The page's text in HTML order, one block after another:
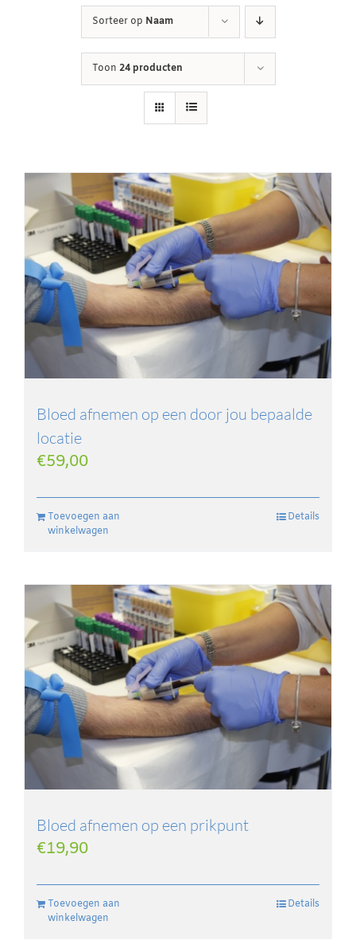
Sorteer op Naam
Toon 24 producten
Bloed afnemen op een door jou bepaalde
locatie
€59,00
Toevoegen aan
winkelwagen
Details
Bloed afnemen op een prikpunt
€19,90
Toevoegen aan
winkelwagen
Details